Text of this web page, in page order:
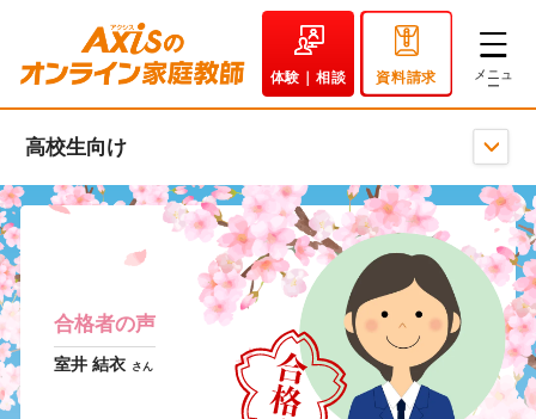
体験｜相談 資料請求
高校生向け
合格者の声
室井 結衣 さん